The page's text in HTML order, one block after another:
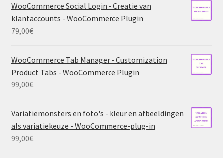
WooCommerce Social Login - Creatie van
klantaccounts - WooCommerce Plugin
79,00€
WooCommerce Tab Manager - Customization
Product Tabs - WooCommerce Plugin
99,00€
Variatiemonsters en foto's - kleur en afbeeldingen
als variatiekeuze - WooCommerce-plug-in
99,00€